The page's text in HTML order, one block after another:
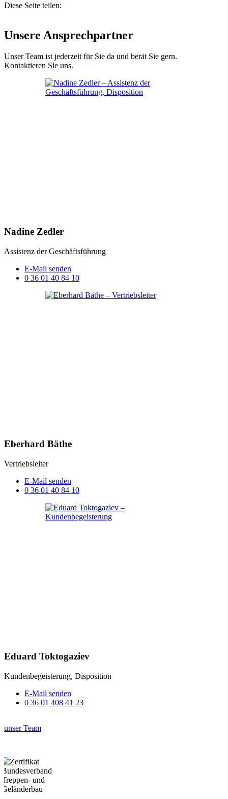
Diese Seite teilen:
Unsere Ansprechpartner
Unser Team ist jederzeit für Sie da und berät Sie gern.
Kontaktieren Sie uns.
Nadine Zedler
Assistenz der Geschäftsführung
E-Mail senden
0 36 01 40 84 10
Eberhard Bäthe
Vertriebsleiter
E-Mail senden
0 36 01 40 84 10
Eduard Toktogaziev
Kundenbegeisterung, Disposition
E-Mail senden
0 36 01 408 41 23
unser Team